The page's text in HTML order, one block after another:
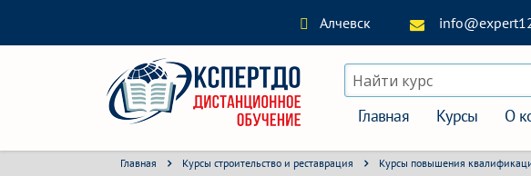
Алчевск
Найти курс
Главная Курсы О
Главная Курсы строительство и реставрация Курсы повышения